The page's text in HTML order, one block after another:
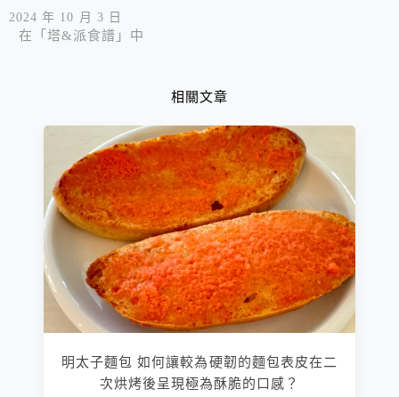
2024 年 10 月 3 日
在「塔&派食譜」中
相關文章
明太子麵包 如何讓較為硬韌的麵包表皮在二
次烘烤後呈現極為酥脆的口感？